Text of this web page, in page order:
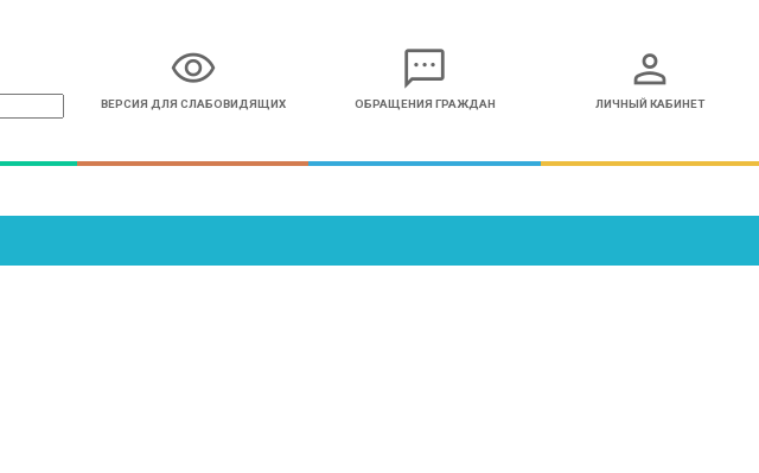
visibility
ВЕРСИЯ ДЛЯ СЛАБОВИДЯЩИХ
sms
ОБРАЩЕНИЯ ГРАЖДАН
person
ЛИЧНЫЙ КАБИНЕТ